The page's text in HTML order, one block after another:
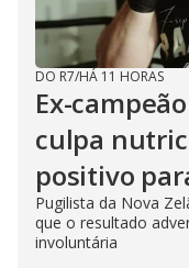
DO R7/HÁ 11 HORAS
Ex-
culpa
positivo
Pugilista da Nova
que o resultado
involuntária